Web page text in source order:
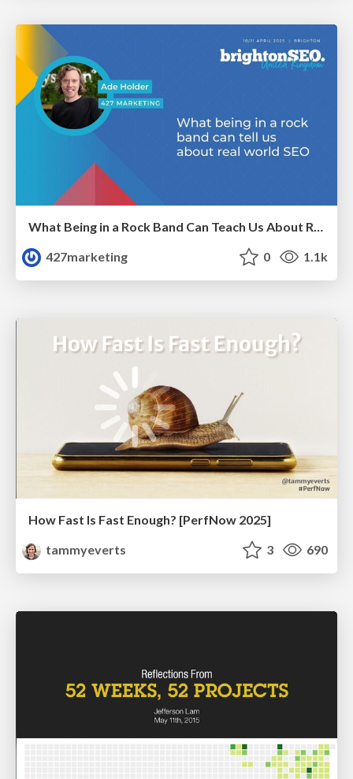
427marketing
0 1.1k
How Fast Is Fast Enough? [PerfNow 2025]
tammyeverts
3 690